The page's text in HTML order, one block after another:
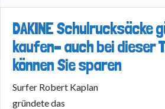
DAKINE Schulrucksäcke
kaufen– auch bei dieser
können Sie sparen
Surfer Robert Kaplan
gründete das